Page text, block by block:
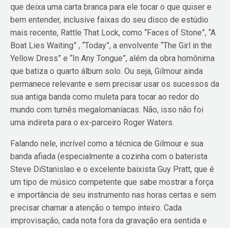
que deixa uma carta branca para ele tocar o que quiser e
bem entender, inclusive faixas do seu disco de estúdio
mais recente, Rattle That Lock, como “Faces of Stone”, “A
Boat Lies Waiting” , “Today”, a envolvente “The Girl in the
Yellow Dress” e “In Any Tongue”, além da obra homônima
que batiza o quarto álbum solo. Ou seja, Gilmour ainda
permanece relevante e sem precisar usar os sucessos da
sua antiga banda como muleta para tocar ao redor do
mundo com turnês megalomaníacas. Não, isso não foi
uma indireta para o ex-parceiro Roger Waters.
Falando nele, incrível como a técnica de Gilmour e sua
banda afiada (especialmente a cozinha com o baterista
Steve DiStanislao e o excelente baixista Guy Pratt, que é
um tipo de músico competente que sabe mostrar a força
e importância de seu instrumento nas horas certas e sem
precisar chamar a atenção o tempo inteiro. Cada
improvisação, cada nota fora da gravação era sentida e